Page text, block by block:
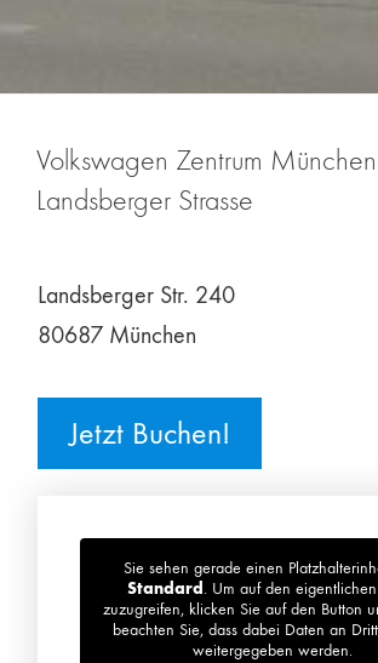
Volkswagen Zentrum München
Landsberger Strasse
Landsberger Str. 240
80687 München
Jetzt Buchen!
Sie sehen gerade einen
Standard . Um auf den
zuzugreifen, klicken Sie auf den Button
beachten Sie, dass dabei Daten an
weitergegeben werden.